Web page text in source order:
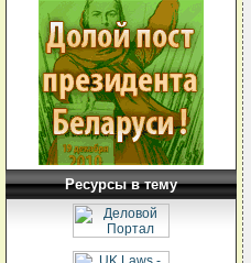
Ресурсы в тему